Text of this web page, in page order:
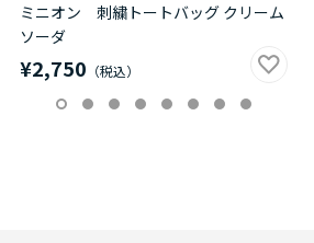
ミニオン 刺繍トートバッグ クリーム
ソーダ
¥2,750